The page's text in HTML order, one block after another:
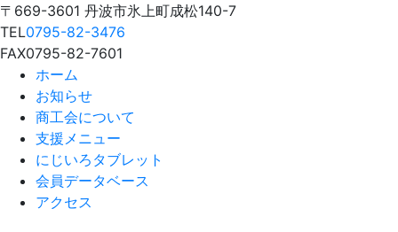
〒669-3601 丹波市氷上町成松140-7
TEL0795-82-3476
FAX0795-82-7601
ホーム
お知らせ
商工会について
支援メニュー
にじいろタブレット
会員データベース
アクセス